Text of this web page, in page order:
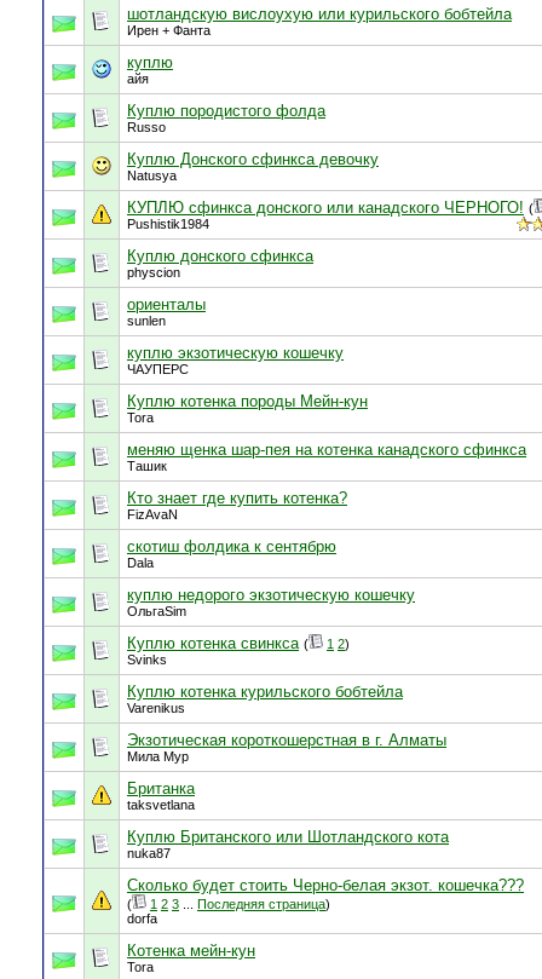
шотландскую вислоухую или курильского бобтейла
Ирен + Фанта
куплю
айя
Куплю породистого фолда
Russo
Куплю Донского сфинкса девочку
Natusya
КУПЛЮ сфинкса донского или канадского ЧЕРНОГО! (
Pushistik1984
Куплю донского сфинкса
physcion
ориенталы
sunlen
куплю экзотическую кошечку
ЧАУПЕРС
Куплю котенка породы Мейн-кун
Tora
меняю щенка шар-пея на котенка канадского сфинкса
Ташик
Кто знает где купить котенка?
FizAvaN
скотиш фолдика к сентябрю
Dala
куплю недорого экзотическую кошечку
ОльгаSim
Куплю котенка свинкса ( 1 2)
Svinks
Куплю котенка курильского бобтейла
Varenikus
Экзотическая короткошерстная в г. Алматы
Мила Мур
Британка
taksvetlana
Куплю Британского или Шотландского кота
nuka87
Сколько будет стоить Черно-белая экзот. кошечка???
( 1 2 3 Последняя страница)
dorfa
Котенка мейн-кун
Tora